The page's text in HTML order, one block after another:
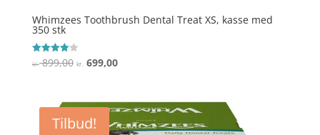
Whimzees Toothbrush Dental Treat XS, kasse med
350 stk
Vurderet
4
kr.899,00 Den
var:
kr. 899,00.
kr. 699,00Den
er:
kr. 699,00.
Tilbud!